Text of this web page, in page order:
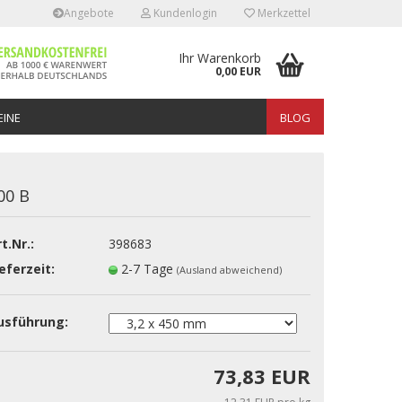
Angebote Kundenlogin
erstellen
Merkzettel
Ihr Warenkorb
0,00 EUR
BLOG
B
398683
2-7 Tage (Ausland abweichend)
73,83 EUR